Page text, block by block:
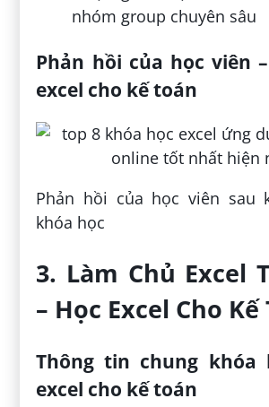
nhóm group chuyên sâu
Phản hồi của học viên
excel cho kế toán
Phản hồi của học viên sau
khóa học
3. Làm Chủ Excel
– Học Excel Cho Kế
Thông tin chung khóa
excel cho kế toán